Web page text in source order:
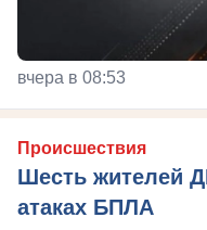
вчера в 08:53
Происшествия
Шесть жителей
атаках БПЛА